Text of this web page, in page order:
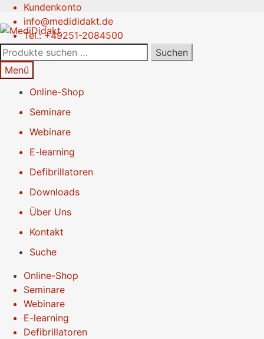
Kundenkonto
info@medididakt.de
Tel.: +49251-2084500
Zur
Navigation
springen
Springe
zum
Inhalt
Suchen
nach:
Suchen
Menü
Online-Shop
Seminare
Webinare
E-learning
Defibrillatoren
Downloads
Über Uns
Kontakt
Suche
Online-Shop
Seminare
Webinare
E-learning
Defibrillatoren